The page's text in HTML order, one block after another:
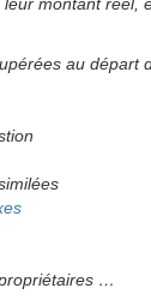
au départ
…